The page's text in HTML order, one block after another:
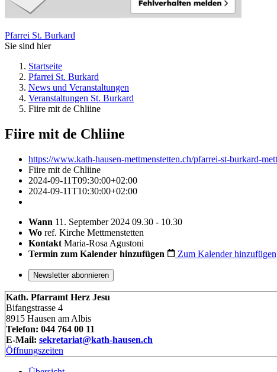
Pfarrei St. Burkard
Sie sind hier
Startseite
Pfarrei St. Burkard
News und Veranstaltungen
Veranstaltungen St. Burkard
Fiire mit de Chliine
Fiire mit de Chliine
https://www.kath-hausen-mettmenstetten.ch/pfarrei-st-burkard-
Fiire mit de Chliine
2024-09-11T09:30:00+02:00
2024-09-11T10:30:00+02:00
Wann 11. September 2024 09.30 - 10.30
Wo ref. Kirche Mettmenstetten
Kontakt Maria-Rosa Agustoni
Termin zum Kalender hinzufügen
Zum Kalender hinzufügen
Newsletter abonnieren
Kath. Pfarramt Herz Jesu
Bifangstrasse 4
8915 Hausen am Albis
Telefon: 044 764 00 11
E-Mail: sekretariat@kath-hausen.ch
Öffnungszeiten